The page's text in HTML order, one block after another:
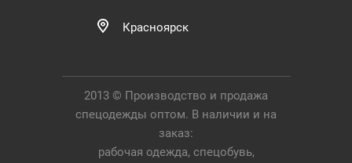
Красноярск
2013 © Производство и продажа
спецодежды оптом. В наличии и на
заказ:
рабочая одежда, спецобувь,